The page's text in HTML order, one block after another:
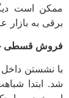
ممکن است
برقی به بازار
فروش قسطی
با نشستن
شد. ابتدا